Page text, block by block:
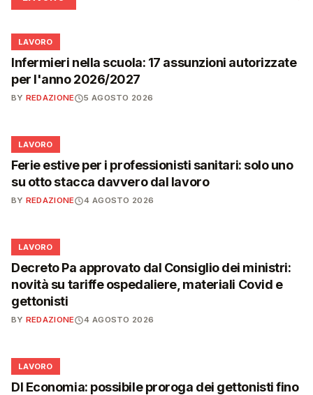
💼
LAVORO
Infermieri nella scuola: 17 assunzioni autorizzate
per l'anno 2026/2027
BY REDAZIONE 5 AGOSTO 2026
💼
LAVORO
Ferie estive per i professionisti sanitari: solo uno
su otto stacca davvero dal lavoro
BY REDAZIONE 4 AGOSTO 2026
💼
LAVORO
Decreto Pa approvato dal Consiglio dei ministri:
novità su tariffe ospedaliere, materiali Covid e
gettonisti
BY REDAZIONE 4 AGOSTO 2026
💼
LAVORO
Dl Economia: possibile proroga dei gettonisti fino